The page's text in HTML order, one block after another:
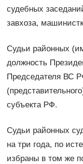
судебных
завхоза,
Судьи районных
должность
Председателя ВС
субъекта РФ.
Судьи районных
на три года, по
избраны в том же